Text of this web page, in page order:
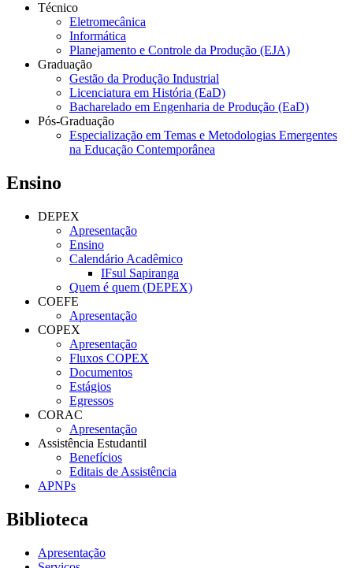
Técnico
Eletromecânica
Informática
Planejamento e Controle da Produção (EJA)
Graduação
Gestão da Produção Industrial
Licenciatura em História (EaD)
Bacharelado em Engenharia de Produção (EaD)
Pós-Graduação
Especialização em Temas e Metodologias Emergentes
na Educação Contemporânea
Ensino
DEPEX
Apresentação
Ensino
Calendário Acadêmico
IFsul Sapiranga
Quem é quem (DEPEX)
COEFE
Apresentação
COPEX
Apresentação
Fluxos COPEX
Documentos
Estágios
Egressos
CORAC
Apresentação
Assistência Estudantil
Benefícios
Editais de Assistência
APNPs
Biblioteca
Apresentação